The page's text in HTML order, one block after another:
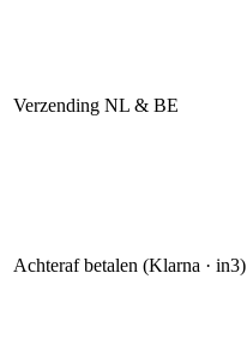
Verzending NL & BE
Achteraf betalen (Klarna · in3)